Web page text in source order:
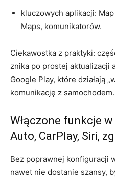
kluczowych aplikacji:
Maps, komunikatorów.
Ciekawostka z praktyki:
znika po prostej aktualizacji
Google Play, które działają
komunikację z samochodem.
Włączone funkcje
Auto, CarPlay, Siri,
Bez poprawnej konfiguracji
nawet nie dostanie szansy,